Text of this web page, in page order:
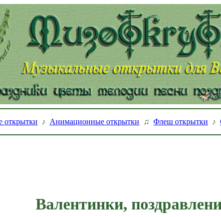
открытки ♪ Анимационные открытки ♫ Флеш открытки ♪
Валентинки,